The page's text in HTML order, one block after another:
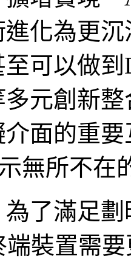
化為更
可以做到
多元創新
面的重
無所不在
了滿足
裝置需